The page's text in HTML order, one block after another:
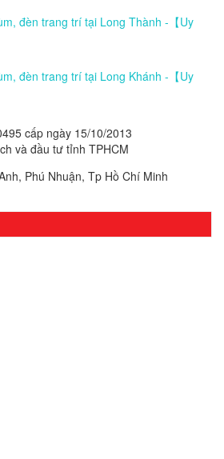
đèn trang trí tại Long Thành -【Uy
đèn trang trí tại Long Khánh -【Uy
cấp ngày 15/10/2013
và đầu tư tỉnh TPHCM
Phú Nhuận, Tp Hồ Chí Minh